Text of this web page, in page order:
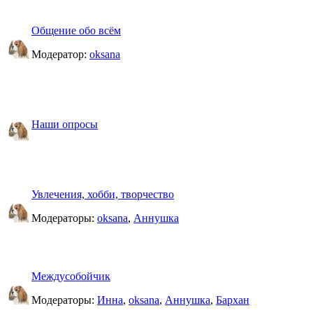
Общение обо всём
Модератор: oksana
Наши опросы
Увлечения, хобби, творчество
Модераторы: oksana, Аннушка
Междусобойчик
Модераторы: Инна, oksana, Аннушка, Бархан